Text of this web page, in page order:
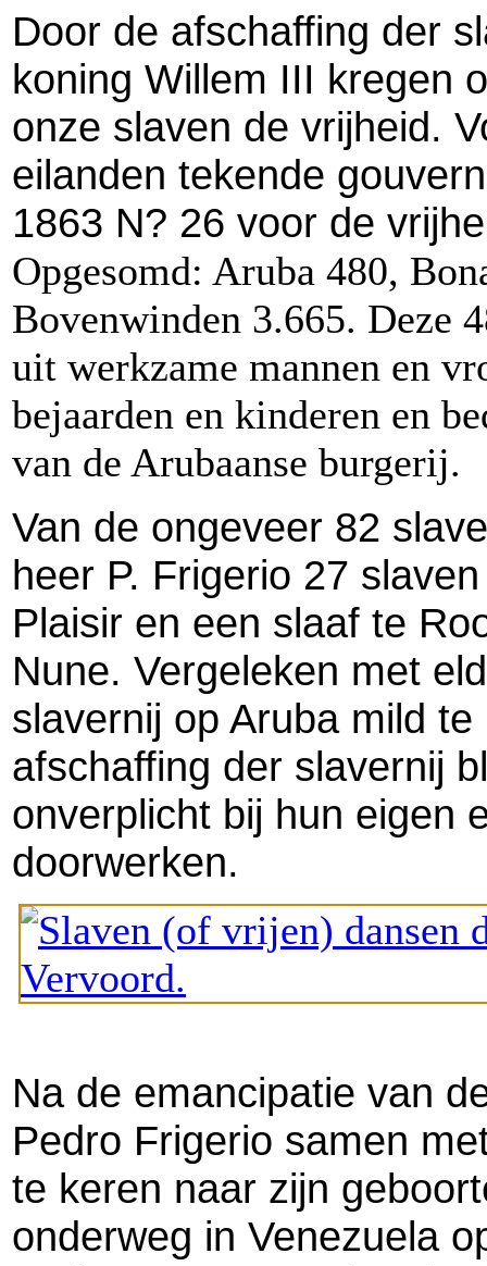
Door de afschaffing der
koning Willem III kregen
onze slaven de vrijheid.
eilanden tekende
1863 N? 26 voor de
Opgesomd: Aruba 480,
Bovenwinden 3.665. Deze
uit werkzame mannen en
bejaarden en kinderen en
van de Arubaanse burgerij.
Van de ongeveer 82
heer P. Frigerio 27
Plaisir en een slaaf te
Nune. Vergeleken met
slavernij op Aruba mild
afschaffing der slavernij
onverplicht bij hun eigen
doorwerken.
Na de emancipatie van
Pedro Frigerio samen
te keren naar zijn
onderweg in Venezuela